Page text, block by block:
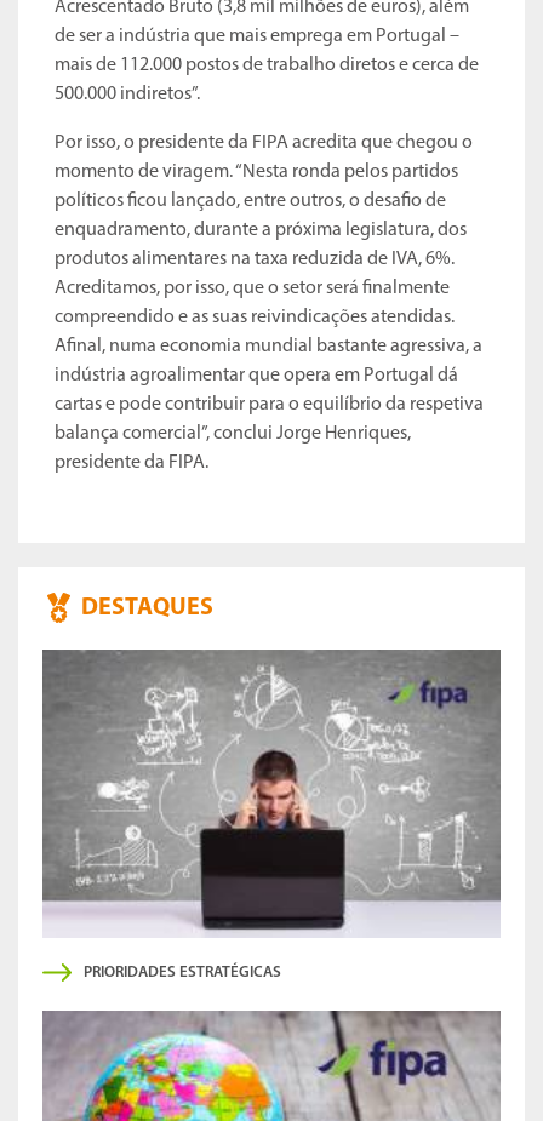
Acrescentado Bruto (3,8 mil milhões de euros), além
de ser a indústria que mais emprega em Portugal –
mais de 112.000 postos de trabalho diretos e cerca de
500.000 indiretos”.
Por isso, o presidente da FIPA acredita que chegou o
momento de viragem. “Nesta ronda pelos partidos
políticos ficou lançado, entre outros, o desafio de
enquadramento, durante a próxima legislatura, dos
produtos alimentares na taxa reduzida de IVA, 6%.
Acreditamos, por isso, que o setor será finalmente
compreendido e as suas reivindicações atendidas.
Afinal, numa economia mundial bastante agressiva, a
indústria agroalimentar que opera em Portugal dá
cartas e pode contribuir para o equilíbrio da respetiva
balança comercial”, conclui Jorge Henriques,
presidente da FIPA.
DESTAQUES
PRIORIDADES ESTRATÉGICAS